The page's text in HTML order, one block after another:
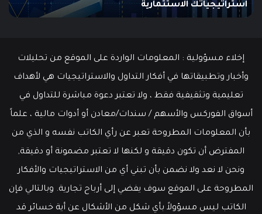
منذ
مايو
عمل
مستوى منذ مايو وسط سوق عمل قوي
إخلاء مسؤولية : المعلومات الواردة على الموقع من تحليلات
وأخبار وتطبيقاتها في أفكار التداول والاستراتيجيات هي لأهداف
تعليمية وتثقيفية فقط ، ولا تعتبر دعوة مباشرة للتداول في
أسواق الفوركس والأسهم / سندات/معادن أو أدوات مالية ، علماً
بأن المعلومات المطروحة تعبر عن رأي الكاتب نفسه و الذي من
المفترض أن تكون دقيقة و لكنها لا تعتبر مضمونة أو دقيقة,
ونحن لا نعد ولا نضمن بأن تبني أي من الاستراتيجيات والأفكار
المطروحة على الموقع سوف يفضي إلى أرباح تجارية. وبالتالي فإن
الكاتب ليس مسؤولاً بأي شكل من الأشكال عن أية خسائر قد